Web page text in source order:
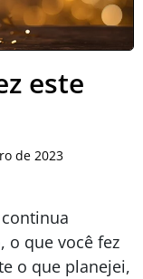
este
de 2023
o que você fez
o que planejei,